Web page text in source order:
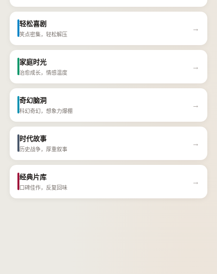
轻松喜剧
笑点密集，轻松解压
→
家庭时光
治愈成长，情感温度
→
奇幻脑洞
科幻奇幻，想象力爆棚
→
时代故事
历史战争，厚重叙事
→
经典片库
口碑佳作，反复回味
→